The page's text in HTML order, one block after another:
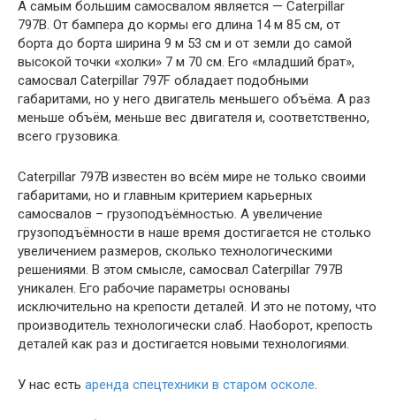
А самым большим самосвалом является — Caterpillar
797B. От бампера до кормы его длина 14 м 85 см, от
борта до борта ширина 9 м 53 см и от земли до самой
высокой точки «холки» 7 м 70 см. Его «младший брат»,
самосвал Caterpillar 797F обладает подобными
габаритами, но у него двигатель меньшего объёма. А раз
меньше объём, меньше вес двигателя и, соответственно,
всего грузовика.
Caterpillar 797B известен во всём мире не только своими
габаритами, но и главным критерием карьерных
самосвалов – грузоподъёмностью. А увеличение
грузоподъёмности в наше время достигается не столько
увеличением размеров, сколько технологическими
решениями. В этом смысле, самосвал Caterpillar 797B
уникален. Его рабочие параметры основаны
исключительно на крепости деталей. И это не потому, что
производитель технологически слаб. Наоборот, крепость
деталей как раз и достигается новыми технологиями.
У нас есть аренда спецтехники в старом осколе.